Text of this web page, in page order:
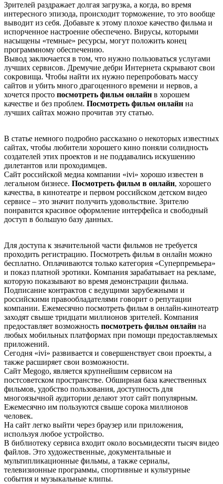
Зрителей раздражает долгая загрузка, а когда, во время
интересного эпизода, происходит торможение, то это вообще
выводит из себя. Добавьте к этому плохое качество фильма и
испорченное настроение обеспечено. Вирусы, которыми
насыщены «темные» ресурсы, могут положить конец
программному обеспечению.
Вывод заключается в том, что нужно пользоваться услугами
лучших сервисов. Дремучие дебри Интернета скрывают свои
сокровища. Чтобы найти их нужно перепробовать массу
сайтов и убить много драгоценного времени и нервов, а
хочется просто посмотреть фильм онлайн в хорошем
качестве и без проблем. Посмотреть фильм онлайн на
лучших сайтах можно прочитав эту статью.
В статье немного подробно рассказано о некоторых известных
сайтах, чтобы любители хорошего кино поняли солидность
создателей этих проектов и не поддавались искушению
дилетантов или проходимцев.
Сайт российской медиа компании «ivi» хорошо известен в
легальном бизнесе. Посмотреть фильм в онлайн, хорошего
качества, в кинотеатре и первом российском детском видео
сервисе – это значит получить удовольствие. Зрителю
понравится красивое оформление интерфейса и свободный
доступ в большую базу данных.
Для доступа к значительной части фильмов не требуется
проходить регистрацию. Посмотреть фильм в онлайн можно
бесплатно. Оплачиваются только категория «Суперпремьера»
и показ платной эротики. Компания зарабатывает на рекламе,
которую показывают во время демонстрации фильма.
Подписание контрактов с ведущими зарубежными и
российскими правообладателями говорит о репутации
компании. Ежемесячно посмотреть фильм в онлайн-кинотеатр
заходят свыше тридцати миллионов зрителей. Компания
предоставляет возможность посмотреть фильм онлайн на
любых мобильных платформах при помощи предоставляемых
приложений.
Сегодня «ivi» развивается и совершенствует свои проекты, а
также расширяет свои возможности.
Сайт Меgоgо, является крупнейшим сервисом на
постсоветском пространстве. Обширная база качественных
фильмов, удобство пользования, доступность для
многоязычной аудитории делают этот сайт популярным.
Ежемесячно им пользуются свыше сорока миллионов
человек.
На сайт легко выйти через браузер или приложения,
используя любое устройство.
В библиотеку сервиса входит около восьмидесяти тысяч видео
файлов. Это художественные, документальные и
мультипликационные фильмы, а также сериалы,
телевизионные программы, спортивные и культурные
события и музыкальные клипы.